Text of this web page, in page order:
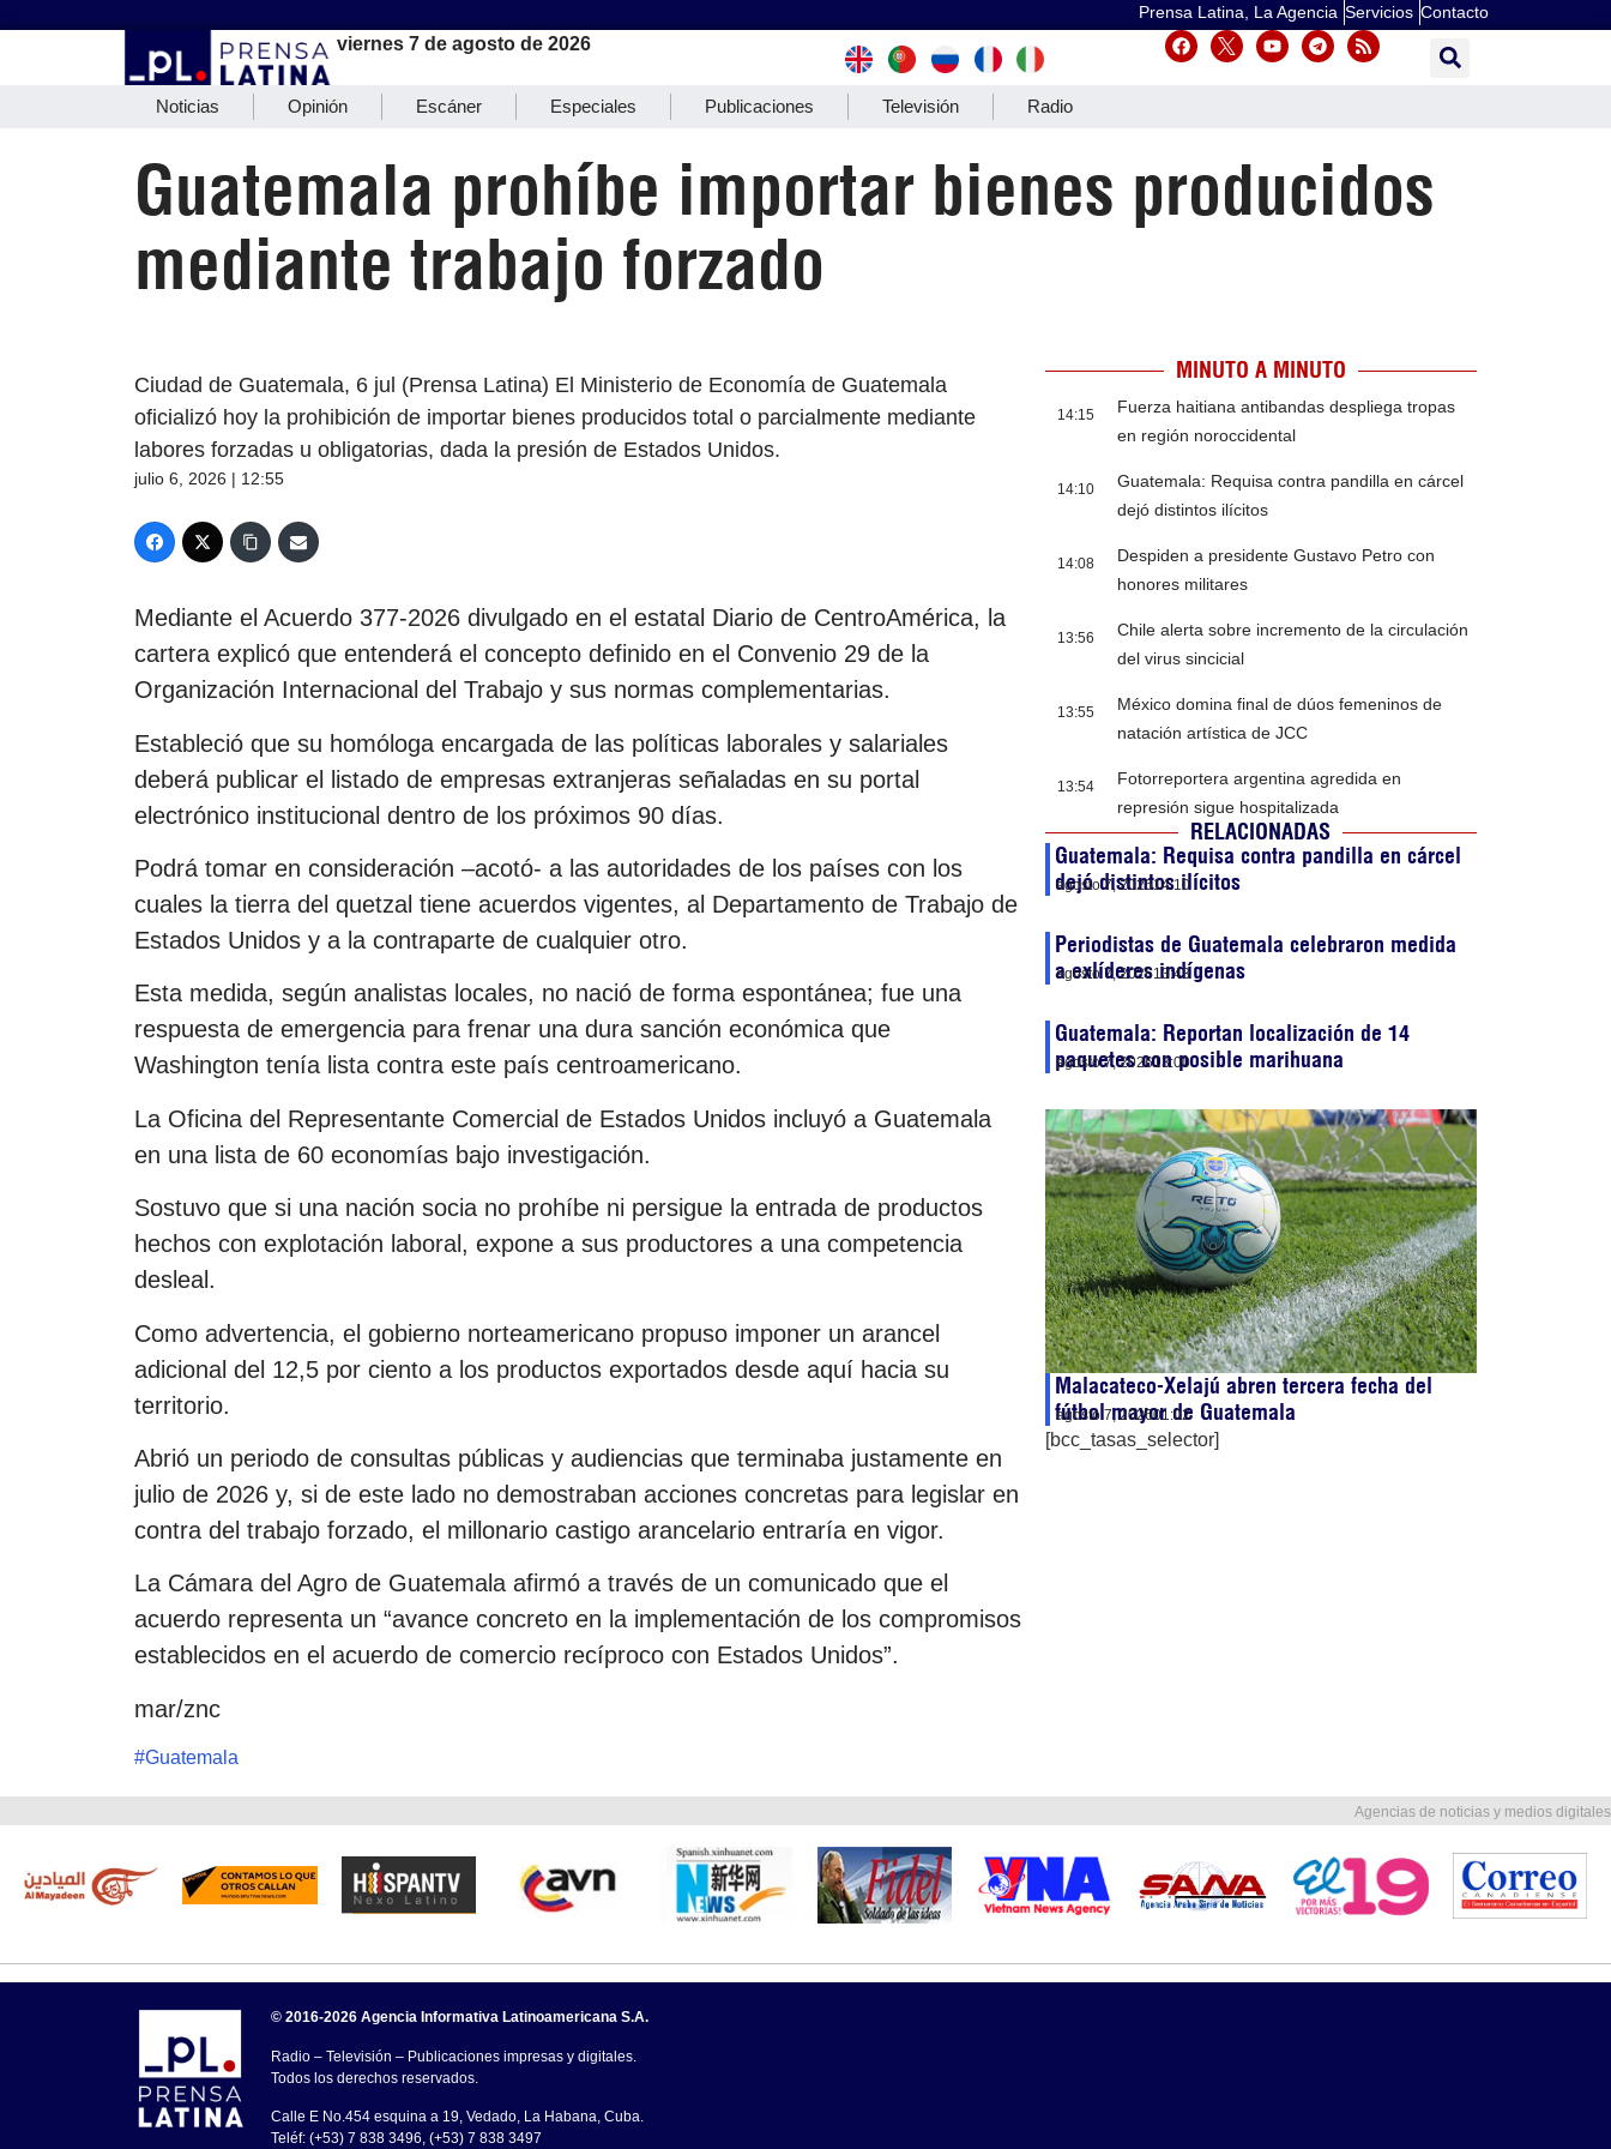
Prensa Latina, La Agencia Servicios Contacto
viernes 7 de agosto de 2026
Noticias Opinión Escáner Especiales Publicaciones Televisión Radio
Guatemala prohíbe importar bienes producidos
mediante trabajo forzado
Ciudad de Guatemala, 6 jul (Prensa Latina) El Ministerio de Economía de Guatemala
oficializó hoy la prohibición de importar bienes producidos total o parcialmente mediante
labores forzadas u obligatorias, dada la presión de Estados Unidos.
julio 6, 2026 | 12:55
Mediante el Acuerdo 377-2026 divulgado en el estatal Diario de CentroAmérica, la
cartera explicó que entenderá el concepto definido en el Convenio 29 de la
Organización Internacional del Trabajo y sus normas complementarias.
Estableció que su homóloga encargada de las políticas laborales y salariales
deberá publicar el listado de empresas extranjeras señaladas en su portal
electrónico institucional dentro de los próximos 90 días.
Podrá tomar en consideración –acotó- a las autoridades de los países con los
cuales la tierra del quetzal tiene acuerdos vigentes, al Departamento de Trabajo de
Estados Unidos y a la contraparte de cualquier otro.
Esta medida, según analistas locales, no nació de forma espontánea; fue una
respuesta de emergencia para frenar una dura sanción económica que
Washington tenía lista contra este país centroamericano.
La Oficina del Representante Comercial de Estados Unidos incluyó a Guatemala
en una lista de 60 economías bajo investigación.
Sostuvo que si una nación socia no prohíbe ni persigue la entrada de productos
hechos con explotación laboral, expone a sus productores a una competencia
desleal.
Como advertencia, el gobierno norteamericano propuso imponer un arancel
adicional del 12,5 por ciento a los productos exportados desde aquí hacia su
territorio.
Abrió un periodo de consultas públicas y audiencias que terminaba justamente en
julio de 2026 y, si de este lado no demostraban acciones concretas para legislar en
contra del trabajo forzado, el millonario castigo arancelario entraría en vigor.
La Cámara del Agro de Guatemala afirmó a través de un comunicado que el
acuerdo representa un “avance concreto en la implementación de los compromisos
establecidos en el acuerdo de comercio recíproco con Estados Unidos”.
mar/znc
#Guatemala
MINUTO A MINUTO
14:15
Fuerza haitiana antibandas despliega tropas
en región noroccidental
14:10
Guatemala: Requisa contra pandilla en cárcel
dejó distintos ilícitos
14:08
Despiden a presidente Gustavo Petro con
honores militares
13:56
Chile alerta sobre incremento de la circulación
del virus sincicial
13:55
México domina final de dúos femeninos de
natación artística de JCC
13:54
Fotorreportera argentina agredida en
represión sigue hospitalizada
RELACIONADAS
Guatemala: Requisa contra pandilla en cárcel
dejó distintos ilícitos
agosto 7, 202614:10
Periodistas de Guatemala celebraron medida
a exlíderes indígenas
agosto 7, 202613:43
Guatemala: Reportan localización de 14
paquetes con posible marihuana
agosto 7, 202613:00
Malacateco-Xelajú abren tercera fecha del
fútbol mayor de Guatemala
agosto 7, 202601:02
[bcc_tasas_selector]
Agencias de noticias y medios digitales
© 2016-2026 Agencia Informativa Latinoamericana S.A.
Radio – Televisión – Publicaciones impresas y digitales.
Todos los derechos reservados.
Calle E No.454 esquina a 19, Vedado, La Habana, Cuba.
Teléf: (+53) 7 838 3496, (+53) 7 838 3497